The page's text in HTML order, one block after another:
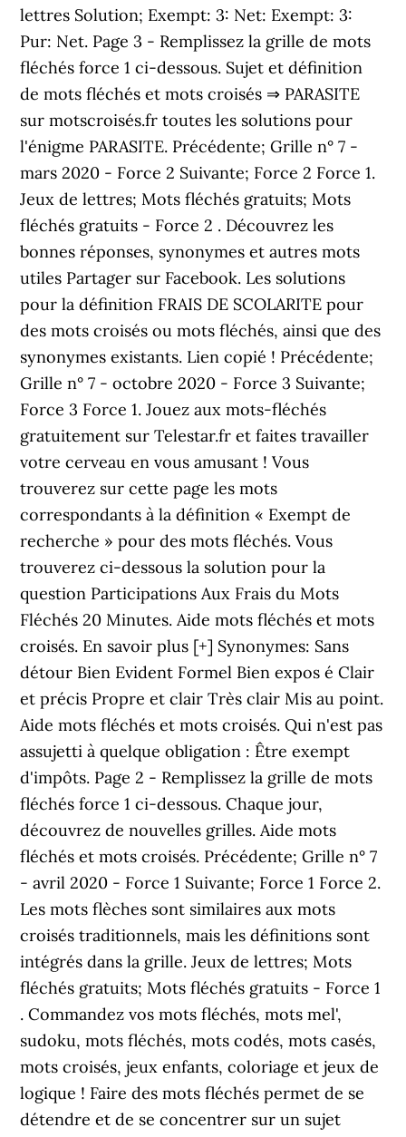
lettres Solution; Exempt: 3: Net: Exempt: 3:
Pur: Net. Page 3 - Remplissez la grille de mots
fléchés force 1 ci-dessous. Sujet et définition
de mots fléchés et mots croisés ⇒ PARASITE
sur motscroisés.fr toutes les solutions pour
l'énigme PARASITE. Précédente; Grille n° 7 -
mars 2020 - Force 2 Suivante; Force 2 Force 1.
Jeux de lettres; Mots fléchés gratuits; Mots
fléchés gratuits - Force 2 . Découvrez les
bonnes réponses, synonymes et autres mots
utiles Partager sur Facebook. Les solutions
pour la définition FRAIS DE SCOLARITE pour
des mots croisés ou mots fléchés, ainsi que des
synonymes existants. Lien copié ! Précédente;
Grille n° 7 - octobre 2020 - Force 3 Suivante;
Force 3 Force 1. Jouez aux mots-fléchés
gratuitement sur Telestar.fr et faites travailler
votre cerveau en vous amusant ! Vous
trouverez sur cette page les mots
correspondants à la définition « Exempt de
recherche » pour des mots fléchés. Vous
trouverez ci-dessous la solution pour la
question Participations Aux Frais du Mots
Fléchés 20 Minutes. Aide mots fléchés et mots
croisés. En savoir plus [+] Synonymes: Sans
détour Bien Evident Formel Bien expos é Clair
et précis Propre et clair Très clair Mis au point.
Aide mots fléchés et mots croisés. Qui n'est pas
assujetti à quelque obligation : Être exempt
d'impôts. Page 2 - Remplissez la grille de mots
fléchés force 1 ci-dessous. Chaque jour,
découvrez de nouvelles grilles. Aide mots
fléchés et mots croisés. Précédente; Grille n° 7
- avril 2020 - Force 1 Suivante; Force 1 Force 2.
Les mots flèches sont similaires aux mots
croisés traditionnels, mais les définitions sont
intégrés dans la grille. Jeux de lettres; Mots
fléchés gratuits; Mots fléchés gratuits - Force 1
. Commandez vos mots fléchés, mots mel',
sudoku, mots fléchés, mots codés, mots casés,
mots croisés, jeux enfants, coloriage et jeux de
logique ! Faire des mots fléchés permet de se
détendre et de se concentrer sur un sujet